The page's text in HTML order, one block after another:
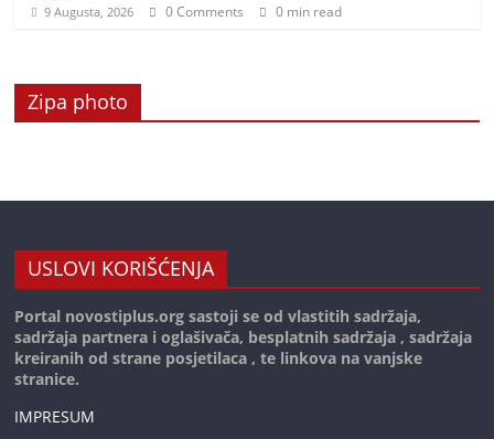
9 Augusta, 2026 0 Comments 0 min read
Zipa photo
USLOVI KORIŠĆENJA
Portal novostiplus.org sastoji se od vlastitih sadržaja,
sadržaja partnera i oglašivača, besplatnih sadržaja , sadržaja
kreiranih od strane posjetilaca , te linkova na vanjske
stranice.
IMPRESUM